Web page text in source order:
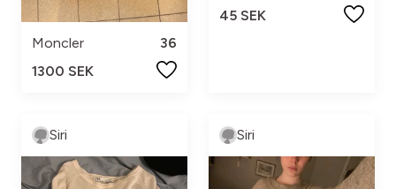
Moncler
36
1300 SEK
45 SEK
Siri Siri